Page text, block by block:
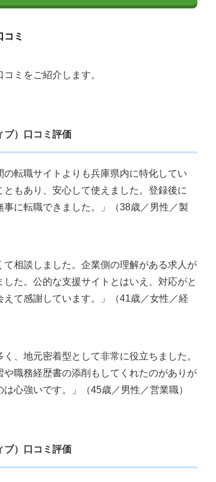
コミ
ミをご紹介します。
ブ）口コミ評価
の転職サイトよりも兵庫県内に特化してい
もあり、安心して使えました。登録後に
に転職できました。」（38歳／男性／製
て相談しました。企業側の理解がある求人が
た。公的な支援サイトとはいえ、対応がと
て感謝しています。」（41歳／女性／経
、地元密着型として非常に役立ちました。
職務経歴書の添削もしてくれたのがありが
心強いです。」（45歳／男性／営業職）
ブ）口コミ評価